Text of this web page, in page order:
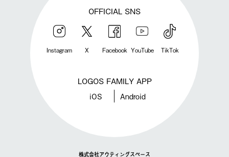
OFFICIAL SNS
Instagram X Facebook YouTube TikTok
LOGOS FAMILY APP
iOS Android
株式会社アウティングスペース